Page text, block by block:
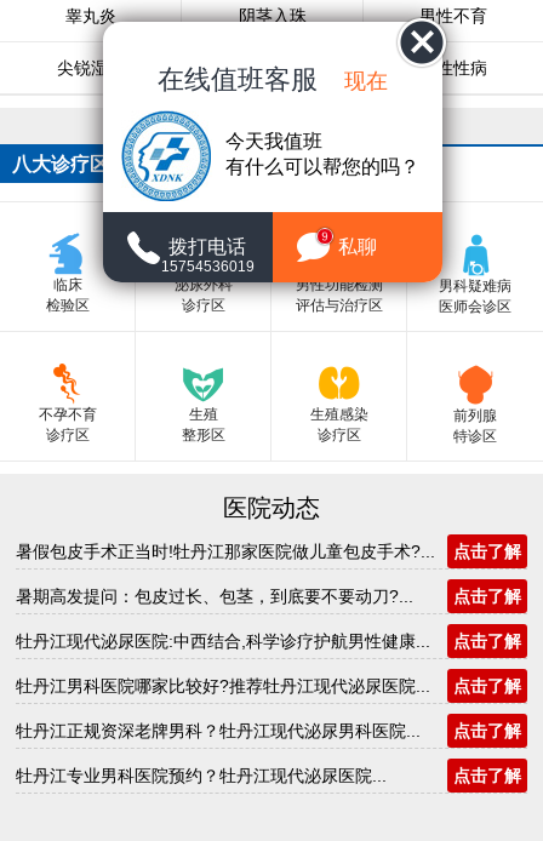
睾丸炎 阴茎入珠 男性不育
尖锐湿疣 生殖器疱疹 男性性病
八大诊疗区
临床
检验区
泌尿外科
诊疗区
男性功能检测
评估与治疗区
男科疑难病
医师会诊区
不孕不育
诊疗区
生殖
整形区
生殖感染
诊疗区
前列腺
特诊区
医院动态
暑假包皮手术正当时!牡丹江那家医院做儿童包皮手术?... 点击了解
暑期高发提问：包皮过长、包茎，到底要不要动刀?... 点击了解
牡丹江现代泌尿医院:中西结合,科学诊疗护航男性健康... 点击了解
牡丹江男科医院哪家比较好?推荐牡丹江现代泌尿医院... 点击了解
牡丹江正规资深老牌男科？牡丹江现代泌尿男科医院... 点击了解
牡丹江专业男科医院预约？牡丹江现代泌尿医院... 点击了解
在线值班客服 现在
今天我值班
有什么可以帮您的吗？
拨打电话
15754536019
9 私聊